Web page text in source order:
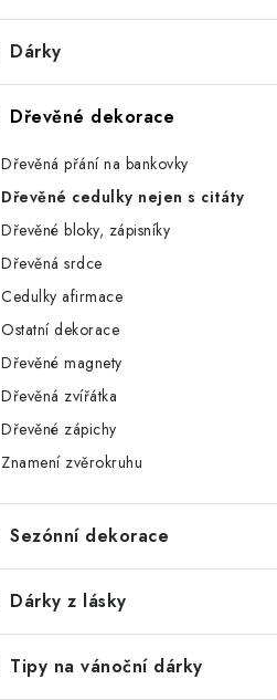
Dárky
Dřevěné dekorace
Dřevěná přání na bankovky
Dřevěné cedulky nejen s citáty
Dřevěné bloky, zápisníky
Dřevěná srdce
Cedulky afirmace
Ostatní dekorace
Dřevěné magnety
Dřevěná zvířátka
Dřevěné zápichy
Znamení zvěrokruhu
Sezónní dekorace
Dárky z lásky
Tipy na vánoční dárky